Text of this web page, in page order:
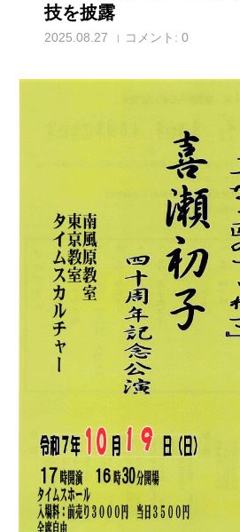
技を披露
2025.08.27 コメント: 0